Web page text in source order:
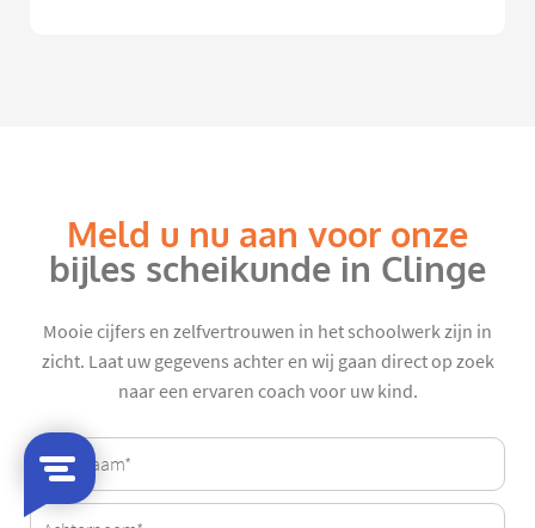
Meld u nu aan voor onze
bijles scheikunde in Clinge
Mooie cijfers en zelfvertrouwen in het schoolwerk zijn in
zicht. Laat uw gegevens achter en wij gaan direct op zoek
naar een ervaren coach voor uw kind.